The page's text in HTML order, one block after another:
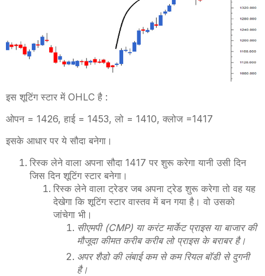
इस शूटिंग स्टार में OHLC है :
ओपन = 1426, हाई = 1453, लो = 1410, क्लोज =1417
इसके आधार पर ये सौदा बनेगा।
रिस्क लेने वाला अपना सौदा 1417 पर शुरू करेगा यानी उसी दिन
जिस दिन शूटिंग स्टार बनेगा।
रिस्क लेने वाला ट्रेडर जब अपना ट्रेड शुरू करेगा तो वह यह
देखेगा कि शूटिंग स्टार वास्तव में बन गया है। वो उसको
जांचेगा भी।
सीएमपी (CMP) या करंट मार्केट प्राइस या बाजार की
मौजूदा कीमत करीब करीब लो प्राइस के बराबर है।
अपर शैडो की लंबाई कम से कम रियल बॉडी से दुगनी
है।